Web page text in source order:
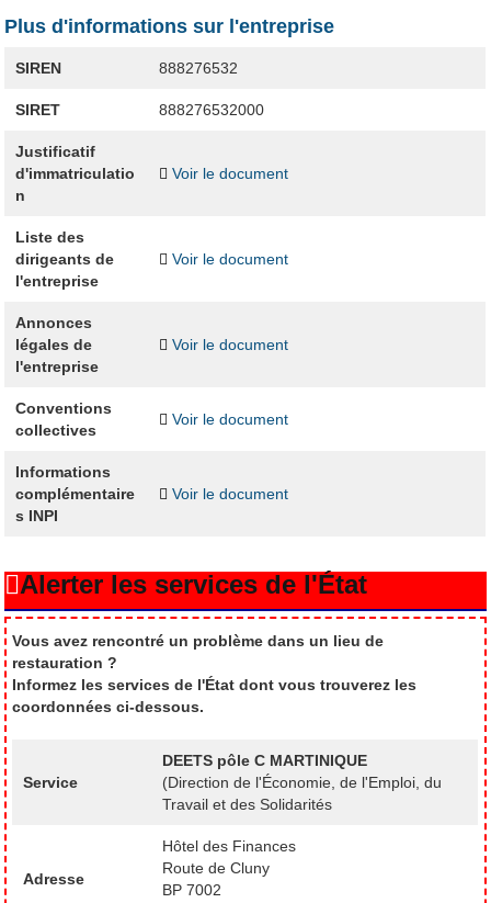
Plus d'informations sur l'entreprise
SIREN 888276532
SIRET 888276532000
Justificatif
d'immatriculatio
n
Voir le document
Liste des
dirigeants de
l'entreprise
Voir le document
Annonces
légales de
l'entreprise
Voir le document
Conventions
collectives
Voir le document
Informations
complémentaire
s INPI
Voir le document
Alerter les services de l'État
Vous avez rencontré un problème dans un lieu de
restauration ?
Informez les services de l'État dont vous trouverez les
coordonnées ci-dessous.
Service
DEETS pôle C MARTINIQUE
(Direction de l'Économie, de l'Emploi, du
Travail et des Solidarités
Adresse
Hôtel des Finances
Route de Cluny
BP 7002